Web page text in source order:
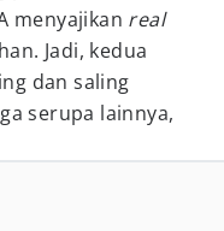
menyajikan real
Jadi, kedua
dan saling
serupa lainnya,